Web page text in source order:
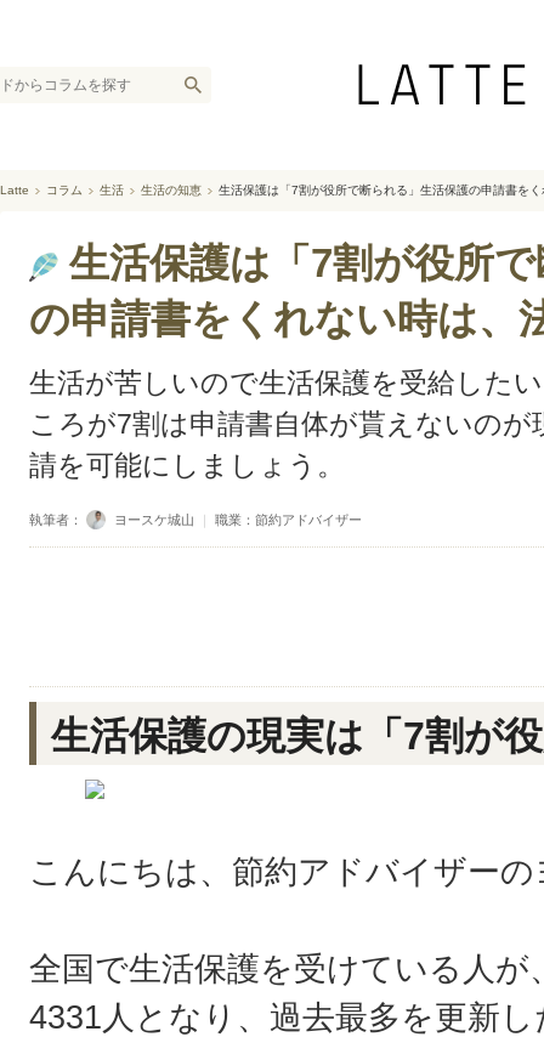
Latte コラム 生活 生活の知恵 生活保護は「7割が役所で断られる」生活保護の申請書を
生活保護は「7割が役所
の申請書をくれない時は、
生活が苦しいので生活保護を受給した
ころが7割は申請書自体が貰えないの
請を可能にしましょう。
執筆者： ヨースケ城山 ｜ 職業：節約アドバイザー
生活保護の現実は「7割が
こんにちは、節約アドバイザー
全国で生活保護を受けている人が
4331人となり、過去最多を更新